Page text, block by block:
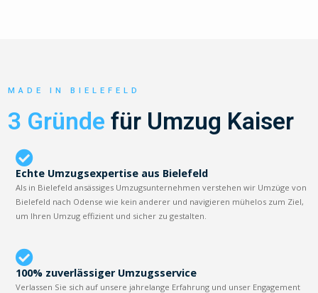
MADE IN BIELEFELD
3 Gründe für Umzug Kaiser
Echte Umzugsexpertise aus Bielefeld
Als in Bielefeld ansässiges Umzugsunternehmen verstehen wir Umzüge von
Bielefeld nach Odense wie kein anderer und navigieren mühelos zum Ziel,
um Ihren Umzug effizient und sicher zu gestalten.
100% zuverlässiger Umzugsservice
Verlassen Sie sich auf unsere jahrelange Erfahrung und unser Engagement